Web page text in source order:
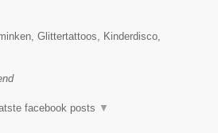
Glittertattoos, Kinderdisco,
facebook posts ▼